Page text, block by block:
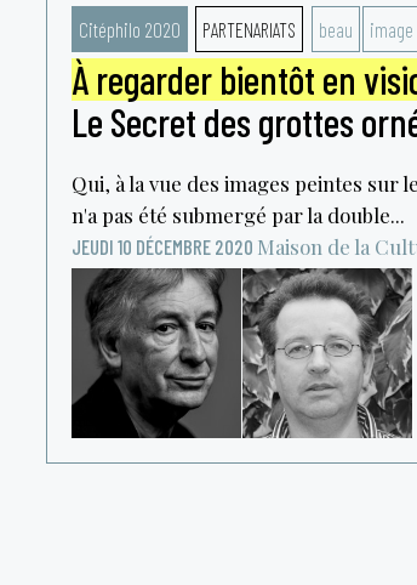
Citéphilo 2020 PARTENARIATS beau image
À regarder bientôt en
Le Secret des grottes
Qui, à la vue des images peintes
n'a pas été submergé par la double...
JEUDI 10 DÉCEMBRE 2020 Maison de la